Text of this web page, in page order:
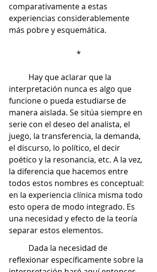
comparativamente a estas
experiencias considerablemente
más pobre y esquemática.
*
interpretación nunca es algo que
funcione o pueda estudiarse de
manera aislada. Se sitúa siempre en
serie con el deseo del analista, el
juego, la transferencia, la demanda,
el discurso, lo político, el decir
poético y la resonancia, etc. A la vez,
la diferencia que hacemos entre
todos estos nombres es conceptual:
en la experiencia clínica misma todo
esto opera de modo integrado. Es
una necesidad y efecto de la teoría
separar estos elementos.
reflexionar específicamente sobre la